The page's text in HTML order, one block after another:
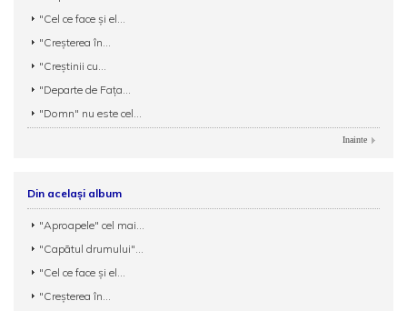
"Cel ce face şi el...
"Creşterea în...
"Creştinii cu...
"Departe de Faţa...
"Domn" nu este cel...
Inainte
Din același album
"Aproapele" cel mai...
"Capãtul drumului"...
"Cel ce face şi el...
"Creşterea în...